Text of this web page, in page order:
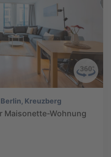
Kreuzberg
Maisonette-Wohnung